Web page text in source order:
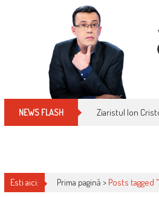
NEWS FLASH Ziaristul Ion
Esti aici: Prima pagină > Posts tagged